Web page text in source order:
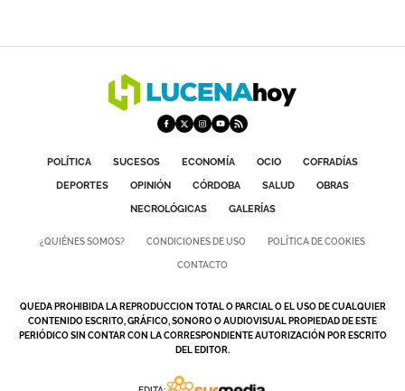
POLÍTICA SUCESOS ECONOMÍA OCIO
COFRADÍAS
DEPORTES
OPINIÓN CÓRDOBA SALUD
OBRAS
NECROLÓGICAS
GALERÍAS
¿QUIÉNES SOMOS? CONDICIONES DE USO POLÍTICA DE COOKIES
CONTACTO
QUEDA PROHIBIDA LA REPRODUCCION TOTAL O PARCIAL O EL USO DE CUALQUIER
CONTENIDO ESCRITO, GRÁFICO, SONORO O AUDIOVISUAL PROPIEDAD DE ESTE
PERIÓDICO SIN CONTAR CON LA CORRESPONDIENTE AUTORIZACIÓN POR ESCRITO
DEL EDITOR.